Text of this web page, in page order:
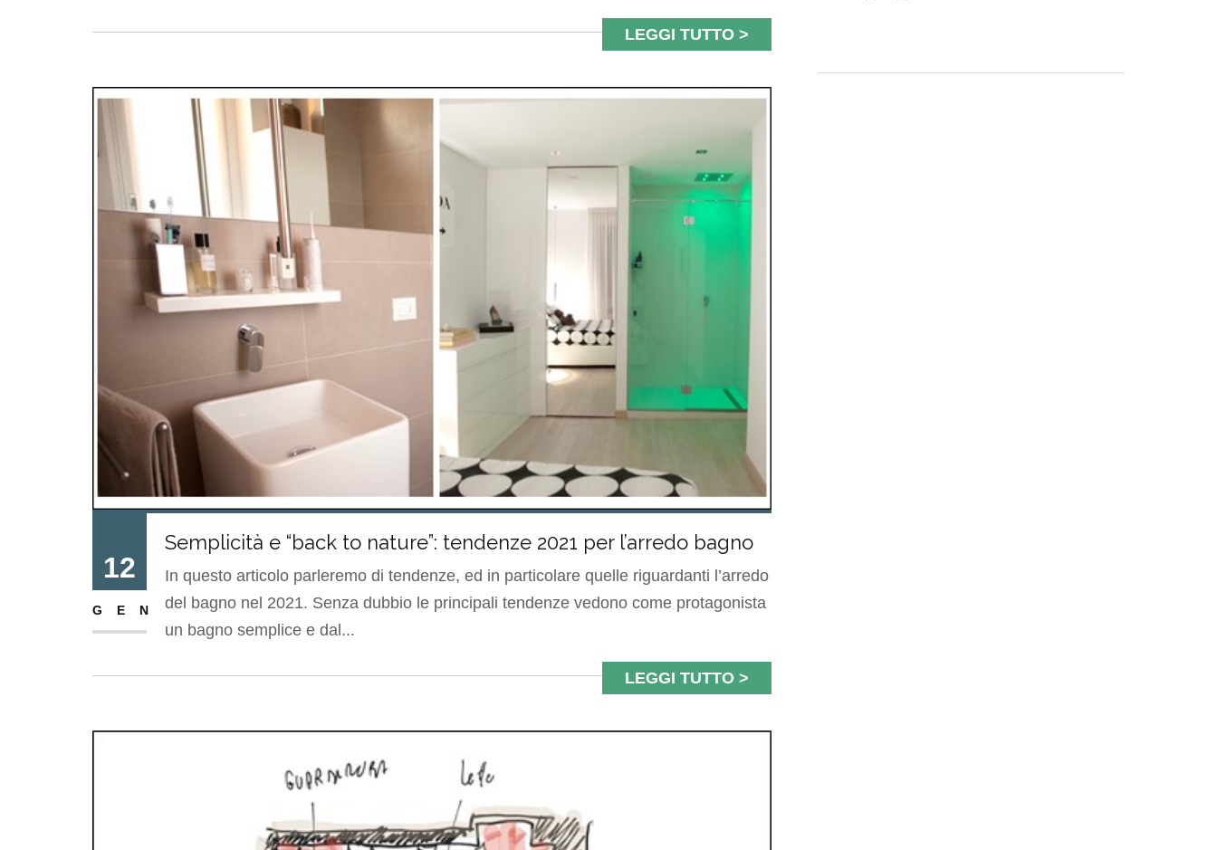
LEGGI TUTTO >
12
GEN
Semplicità e “back to nature”: tendenze 2021 per l’arredo bagno
In questo articolo parleremo di tendenze, ed in particolare quelle riguardanti l’arredo
del bagno nel 2021. Senza dubbio le principali tendenze vedono come protagonista
un bagno semplice e dal...
LEGGI TUTTO >